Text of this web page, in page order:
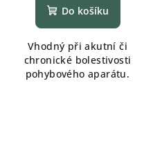
Do košíku
Vhodný při akutní či
chronické bolestivosti
pohybového aparátu.